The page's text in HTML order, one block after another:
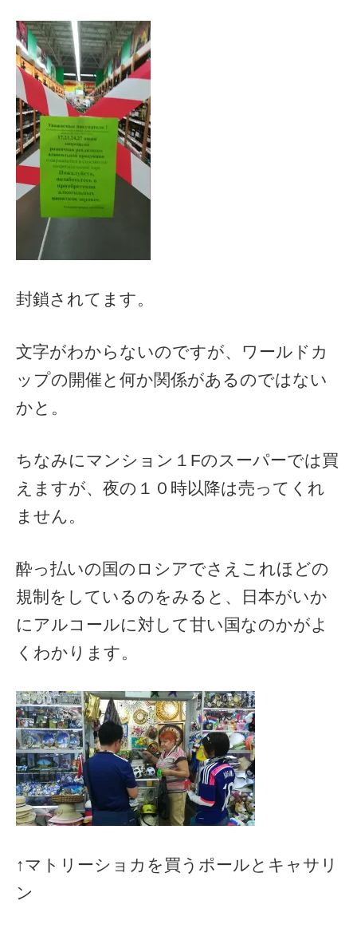
封鎖されてます。
文字がわからないのですが、ワールドカ
ップの開催と何か関係があるのではない
かと。
ちなみにマンション１Fのスーパーでは買
えますが、夜の１０時以降は売ってくれ
ません。
酔っ払いの国のロシアでさえこれほどの
規制をしているのをみると、日本がいか
にアルコールに対して甘い国なのかがよ
くわかります。
↑マトリーショカを買うポールとキャサリ
ン